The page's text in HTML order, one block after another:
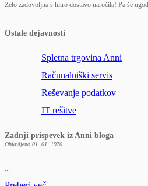
Zelo zadovoljna s hitro dostavo naročila! Pa še
Ostale dejavnosti
Spletna trgovina Anni
Računalniški servis
Reševanje podatkov
IT rešitve
Zadnji prispevek iz Anni bloga
Objavljeno 01. 01. 1970
...